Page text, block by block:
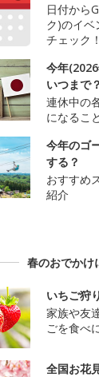
日付から
ク)のイベ
チェック！
今年
いつまで？
連休中の
になるこ
今年のゴ
する？
おすすめ
紹介
春のおでかけ
いちご狩
家族や友
ごを食べ
全国お花